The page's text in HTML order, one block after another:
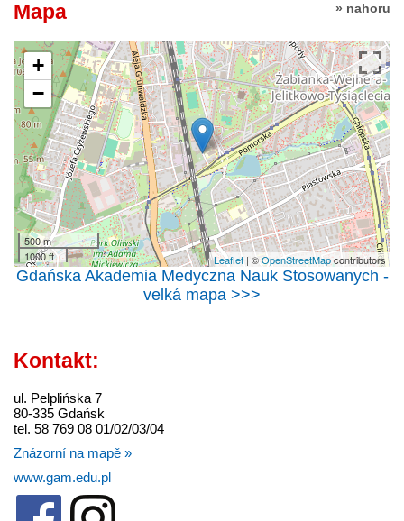
» nahoru
Mapa
+
−
500 m
1000 ft
Leaflet | ©OpenStreetMapcontributors
Gdańska Akademia Medyczna Nauk Stosowanych -
velká mapa >>>
Kontakt:
ul. Pelplińska 7
80-335 Gdańsk
tel. 58 769 08 01/02/03/04
Znázorní na mapě »
www.gam.edu.pl